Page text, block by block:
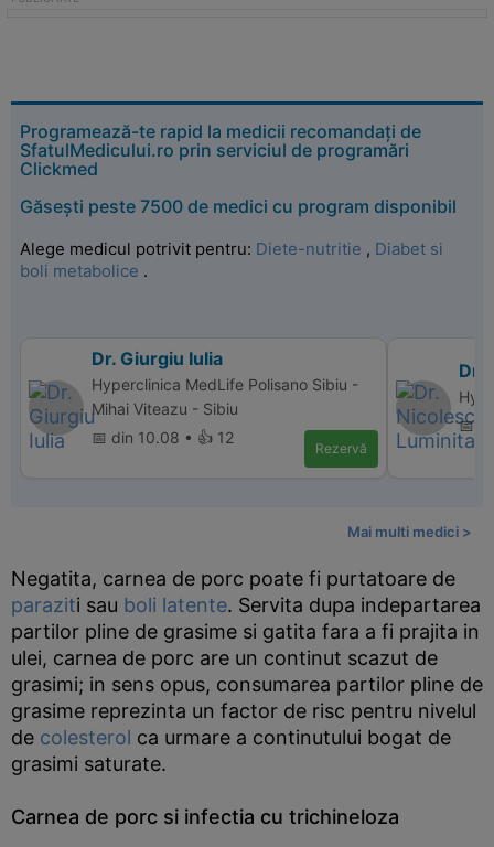
Programează-te rapid la medicii recomandați de
SfatulMedicului.ro prin serviciul de programări
Clickmed
Găsești peste 7500 de medici cu program disponibil
Alege medicul potrivit pentru: Diete-nutritie , Diabet si
boli metabolice .
Dr. Giurgiu Iulia
Hyperclinica MedLife Polisano Sibiu -
Mihai Viteazu - Sibiu
📅 din 10.08 • 👍 12
Rezervă
Dr.
📅
Mai multi medici >
Negatita, carnea de porc poate fi purtatoare de
paraziti sau boli latente. Servita dupa indepartarea
partilor pline de grasime si gatita fara a fi prajita in
ulei, carnea de porc are un continut scazut de
grasimi; in sens opus, consumarea partilor pline de
grasime reprezinta un factor de risc pentru nivelul
de colesterol ca urmare a continutului bogat de
grasimi saturate.
Carnea de porc si infectia cu trichineloza